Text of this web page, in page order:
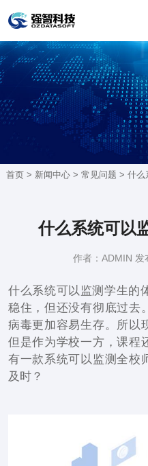
首页 > 新闻中心> 常见问题 > 什么
什么系统可以
作者：ADMIN
什么系统可以监测学生的
稳住，但还没有彻底过去
病毒更加容易生存。所以
但是作为学校一方，课程
有一款系统可以监测全校
及时？